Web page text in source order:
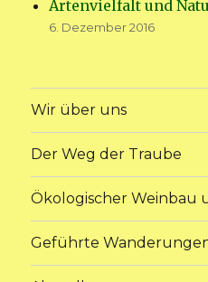
Artenvielfalt und
6. Dezember 2016
Wir über uns
Der Weg der Traube
Ökologischer Weinbau
Geführte